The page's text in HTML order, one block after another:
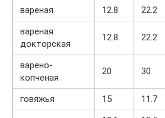
вареная
12.8 22.2
вареная
докторская
12.8 22.2
варено-
копченая
20 30
говяжья 15 11.7